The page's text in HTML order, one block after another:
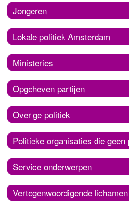
Jongeren
Lokale politiek Amsterdam
Ministeries
Opgeheven partijen
Overige politiek
Politieke organisaties die
Service onderwerpen
Vertegenwoordigende lichamen